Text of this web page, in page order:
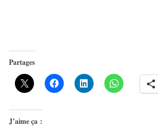
Partages
J’aime ça :